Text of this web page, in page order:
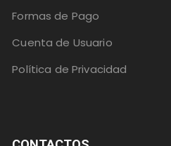
Formas de Pago
Cuenta de Usuario
Política de Privacidad